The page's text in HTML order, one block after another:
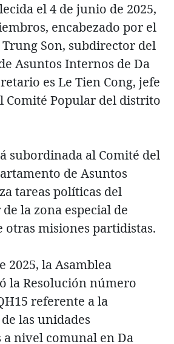
el 4 de junio de 2025,
encabezado por el
Son, subdirector del
Asuntos Internos de Da
es Le Tien Cong, jefe
Comité Popular del distrito
subordinada al Comité del
de Asuntos
tareas políticas del
la zona especial de
otras misiones partidistas.
2025, la Asamblea
la Resolución número
referente a la
las unidades
nivel comunal en Da